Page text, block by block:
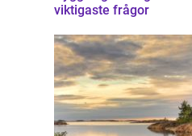
viktigaste frågor